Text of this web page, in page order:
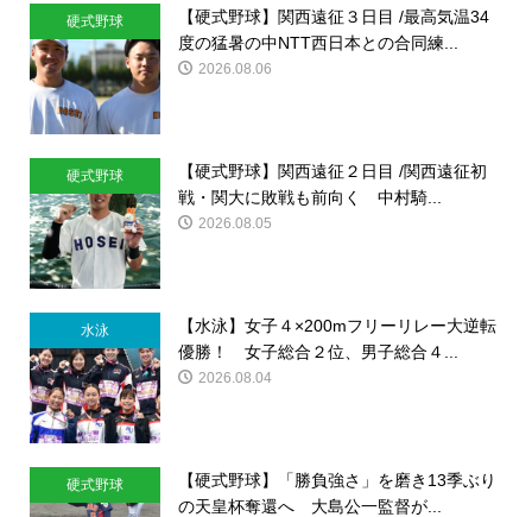
硬式野球
【硬式野球】関西遠征３日目 /最高気温34
度の猛暑の中NTT西日本との合同練...
2026.08.06
硬式野球
【硬式野球】関西遠征２日目 /関西遠征初
戦・関大に敗戦も前向く 中村騎...
2026.08.05
水泳
【水泳】女子４×200mフリーリレー大逆転
優勝！ 女子総合２位、男子総合４...
2026.08.04
硬式野球
【硬式野球】「勝負強さ」を磨き13季ぶり
の天皇杯奪還へ 大島公一監督が...